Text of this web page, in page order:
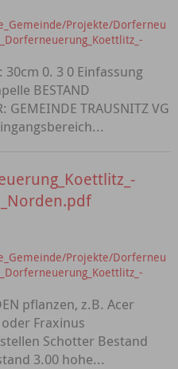
Projekte/Dorferneu
0. 3 0 Einfassung
BESTAND
GEMEINDE TRAUSNITZ VG
Projekte/Dorferneu
pflanzen, z.B. Acer
Fraxinus
Schotter Bestand
3.00 hohe...